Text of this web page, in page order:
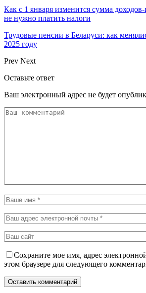
Как с 1 января изменится сумма
не нужно платить налоги
Трудовые пенсии в Беларуси: как
2025 году
Prev Next
Оставьте ответ
Ваш электронный адрес не будет
Сохраните мое имя, адрес
этом браузере для следующего